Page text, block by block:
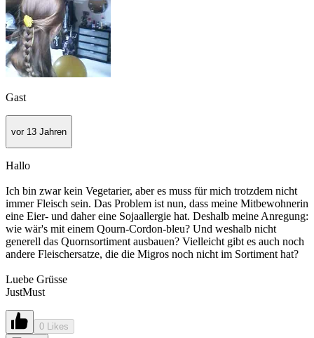
Gast
vor 13 Jahren
Hallo
Ich bin zwar kein Vegetarier, aber es muss für mich trotzdem nicht
immer Fleisch sein. Das Problem ist nun, dass meine Mitbewohnerin
eine Eier- und daher eine Sojaallergie hat. Deshalb meine Anregung:
wie wär's mit einem Qourn-Cordon-bleu? Und weshalb nicht
generell das Quornsortiment ausbauen? Vielleicht gibt es auch noch
andere Fleischersatze, die die Migros noch nicht im Sortiment hat?
Luebe Grüsse
JustMust
0 Likes